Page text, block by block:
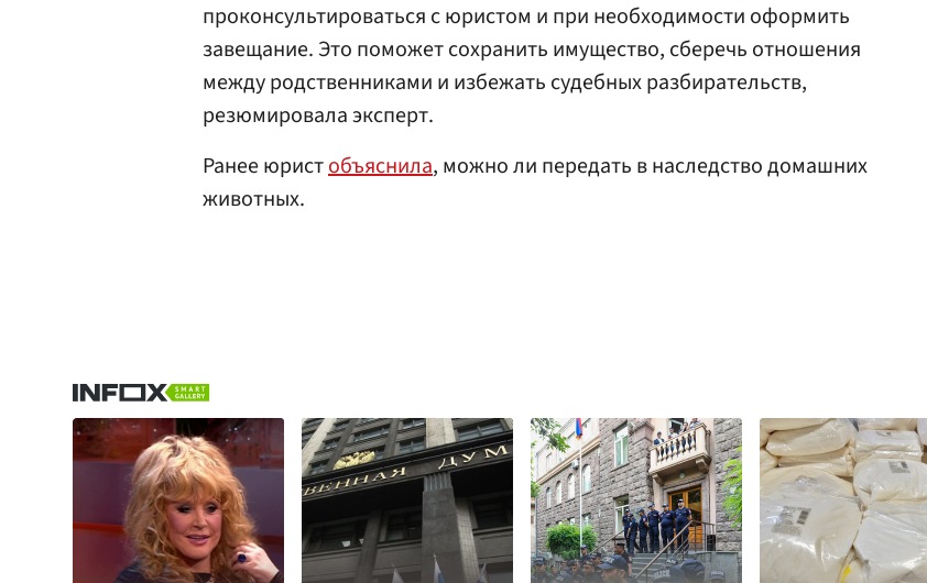
проконсультироваться с юристом и при необходимости оформить
завещание. Это поможет сохранить имущество, сберечь отношения
между родственниками и избежать судебных разбирательств,
резюмировала эксперт.
Ранее юристобъяснила, можно ли передать в наследство домашних
животных.